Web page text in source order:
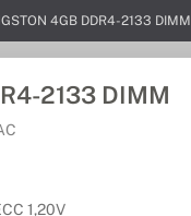
4GB DDR4-2133 DIMM
2133 DIMM
1,20V